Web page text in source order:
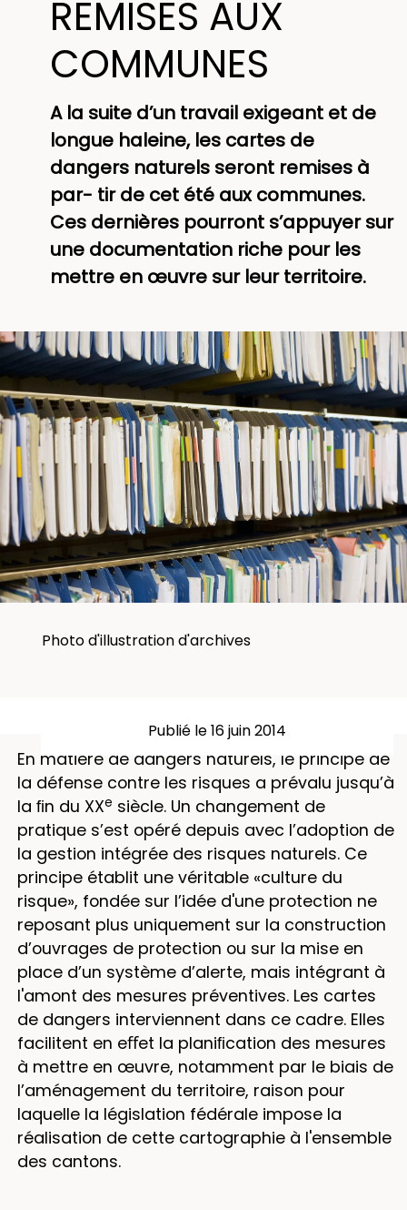
REMISES AUX
COMMUNES
A la suite d’un travail exigeant et de
longue haleine, les cartes de
dangers naturels seront remises à
par- tir de cet été aux communes.
Ces dernières pourront s’appuyer sur
une documentation riche pour les
mettre en œuvre sur leur territoire.
Photo d'illustration d'archives
Publié le 16 juin 2014
En matière de dangers naturels, le principe de
la défense contre les risques a prévalu jusqu’à
la ﬁn du XXe siècle. Un changement de
pratique s’est opéré depuis avec l’adoption de
la gestion intégrée des risques naturels. Ce
principe établit une véritable «culture du
risque», fondée sur l’idée d'une protection ne
reposant plus uniquement sur la construction
d’ouvrages de protection ou sur la mise en
place d’un système d’alerte, mais intégrant à
l'amont des mesures préventives. Les cartes
de dangers interviennent dans ce cadre. Elles
facilitent en eﬀet la planiﬁcation des mesures
à mettre en œuvre, notamment par le biais de
l’aménagement du territoire, raison pour
laquelle la législation fédérale impose la
réalisation de cette cartographie à l'ensemble
des cantons.